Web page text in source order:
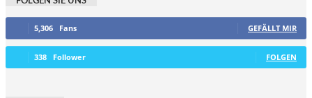
5,306 Fans GEFÄLLT MIR
338 Follower FOLGEN